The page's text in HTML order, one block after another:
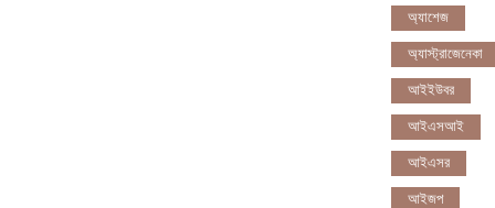
অ্যাশেজ
অ্যাস্ট্রাজেনেকা
আইইউবর
আইএসআই
আইএসর
আইজপ